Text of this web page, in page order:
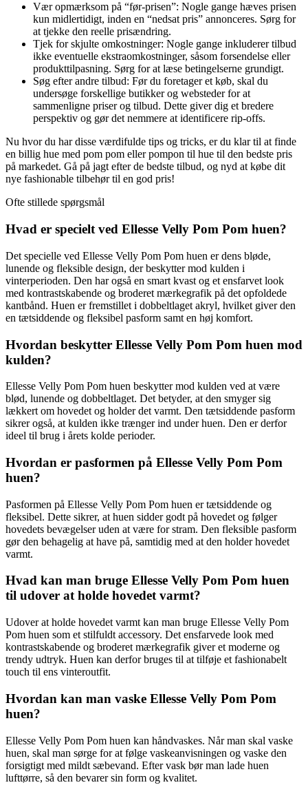
Vær opmærksom på “før-prisen”: Nogle gange hæves prisen
kun midlertidigt, inden en “nedsat pris” annonceres. Sørg for
at tjekke den reelle prisændring.
Tjek for skjulte omkostninger: Nogle gange inkluderer tilbud
ikke eventuelle ekstraomkostninger, såsom forsendelse eller
produkttilpasning. Sørg for at læse betingelserne grundigt.
Søg efter andre tilbud: Før du foretager et køb, skal du
undersøge forskellige butikker og websteder for at
sammenligne priser og tilbud. Dette giver dig et bredere
perspektiv og gør det nemmere at identificere rip-offs.
Nu hvor du har disse værdifulde tips og tricks, er du klar til at finde
en billig hue med pom pom eller pompon til hue til den bedste pris
på markedet. Gå på jagt efter de bedste tilbud, og nyd at købe dit
nye fashionable tilbehør til en god pris!
Ofte stillede spørgsmål
Hvad er specielt ved Ellesse Velly Pom Pom huen?
Det specielle ved Ellesse Velly Pom Pom huen er dens bløde,
lunende og fleksible design, der beskytter mod kulden i
vinterperioden. Den har også en smart kvast og et ensfarvet look
med kontrastskabende og broderet mærkegrafik på det opfoldede
kantbånd. Huen er fremstillet i dobbeltlaget akryl, hvilket giver den
en tætsiddende og fleksibel pasform samt en høj komfort.
Hvordan beskytter Ellesse Velly Pom Pom huen mod
kulden?
Ellesse Velly Pom Pom huen beskytter mod kulden ved at være
blød, lunende og dobbeltlaget. Det betyder, at den smyger sig
lækkert om hovedet og holder det varmt. Den tætsiddende pasform
sikrer også, at kulden ikke trænger ind under huen. Den er derfor
ideel til brug i årets kolde perioder.
Hvordan er pasformen på Ellesse Velly Pom Pom
huen?
Pasformen på Ellesse Velly Pom Pom huen er tætsiddende og
fleksibel. Dette sikrer, at huen sidder godt på hovedet og følger
hovedets bevægelser uden at være for stram. Den fleksible pasform
gør den behagelig at have på, samtidig med at den holder hovedet
varmt.
Hvad kan man bruge Ellesse Velly Pom Pom huen
til udover at holde hovedet varmt?
Udover at holde hovedet varmt kan man bruge Ellesse Velly Pom
Pom huen som et stilfuldt accessory. Det ensfarvede look med
kontrastskabende og broderet mærkegrafik giver et moderne og
trendy udtryk. Huen kan derfor bruges til at tilføje et fashionabelt
touch til ens vinteroutfit.
Hvordan kan man vaske Ellesse Velly Pom Pom
huen?
Ellesse Velly Pom Pom huen kan håndvaskes. Når man skal vaske
huen, skal man sørge for at følge vaskeanvisningen og vaske den
forsigtigt med mildt sæbevand. Efter vask bør man lade huen
lufttørre, så den bevarer sin form og kvalitet.